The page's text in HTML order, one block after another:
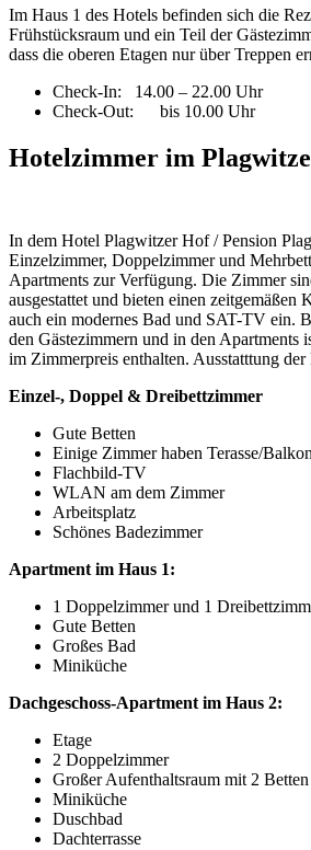
Im Haus 1 des Hotels befinden sich die
Frühstücksraum und ein Teil der
dass die oberen Etagen nur über Treppen
Check-In: 14.00 – 22.00 Uhr
Check-Out: bis 10.00 Uhr
Hotelzimmer im
In dem Hotel Plagwitzer Hof / Pension
Einzelzimmer, Doppelzimmer und
Apartments zur Verfügung. Die Zimmer
ausgestattet und bieten einen zeitgemäßen
auch ein modernes Bad und SAT-TV ein.
den Gästezimmern und in den Apartments
im Zimmerpreis enthalten. Ausstatttung
Einzel-, Doppel & Dreibettzimmer
Gute Betten
Einige Zimmer haben Terasse/
Flachbild-TV
WLAN am dem Zimmer
Arbeitsplatz
Schönes Badezimmer
Apartment im Haus 1:
1 Doppelzimmer und 1
Gute Betten
Großes Bad
Miniküche
Dachgeschoss-Apartment im Haus 2:
Etage
2 Doppelzimmer
Großer Aufenthaltsraum mit 2 Betten
Miniküche
Duschbad
Dachterrasse